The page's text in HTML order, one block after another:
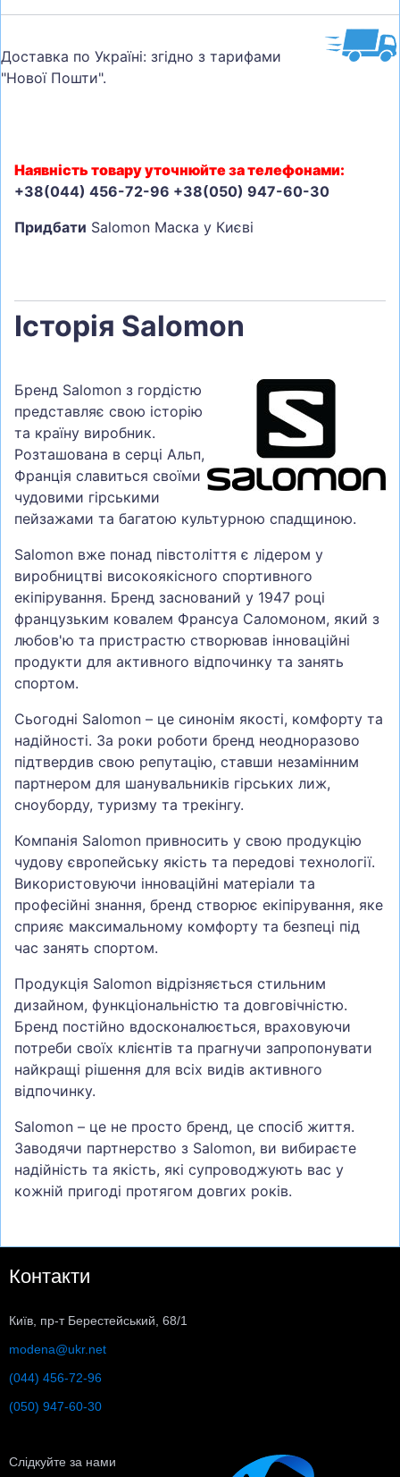
Доставка по Україні: згідно з тарифами
"Нової Пошти".
Наявність товару уточнюйте за телефонами:
+38(044) 456-72-96 +38(050) 947-60-30
Придбати Salomon Маска у Києві
Історія Salomon
Бренд Salomon з гордістю
представляє свою історію
та країну виробник.
Розташована в серці Альп,
Франція славиться своїми
чудовими гірськими
пейзажами та багатою культурною спадщиною.
Salomon вже понад півстоліття є лідером у
виробництві високоякісного спортивного
екіпірування. Бренд заснований у 1947 році
французьким ковалем Франсуа Саломоном, який з
любов'ю та пристрастю створював інноваційні
продукти для активного відпочинку та занять
спортом.
Сьогодні Salomon – це синонім якості, комфорту та
надійності. За роки роботи бренд неодноразово
підтвердив свою репутацію, ставши незамінним
партнером для шанувальників гірських лиж,
сноуборду, туризму та трекінгу.
Компанія Salomon привносить у свою продукцію
чудову європейську якість та передові технології.
Використовуючи інноваційні матеріали та
професійні знання, бренд створює екіпірування, яке
сприяє максимальному комфорту та безпеці під
час занять спортом.
Продукція Salomon відрізняється стильним
дизайном, функціональністю та довговічністю.
Бренд постійно вдосконалюється, враховуючи
потреби своїх клієнтів та прагнучи запропонувати
найкращі рішення для всіх видів активного
відпочинку.
Salomon – це не просто бренд, це спосіб життя.
Заводячи партнерство з Salomon, ви вибираєте
надійність та якість, які супроводжують вас у
кожній пригоді протягом довгих років.
Контакти
Київ, пр-т Берестейський, 68/1
modena@ukr.net
(044) 456-72-96
(050) 947-60-30
Слідкуйте за нами